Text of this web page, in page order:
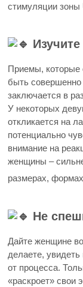
стимуляции зоны
Приемы, которые
быть
заключается в
У некоторых
откликается на
потенциально
внимание на
женщины –
размерах,
Не
Дайте женщине
делаете,
от процесса.
«раскроет» свои